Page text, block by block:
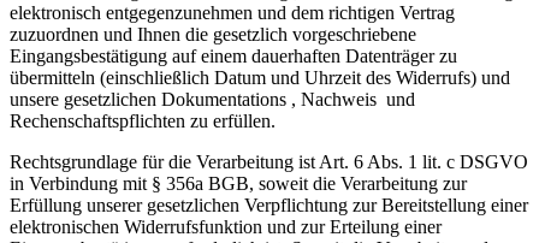
elektronisch entgegenzunehmen und dem richtigen Vertrag
zuzuordnen und Ihnen die gesetzlich vorgeschriebene
Eingangsbestätigung auf einem dauerhaften Datenträger zu
übermitteln (einschließlich Datum und Uhrzeit des Widerrufs) und
unsere gesetzlichen Dokumentations , Nachweis und
Rechenschaftspflichten zu erfüllen.
Rechtsgrundlage für die Verarbeitung ist Art. 6 Abs. 1 lit. c DSGVO
in Verbindung mit § 356a BGB, soweit die Verarbeitung zur
Erfüllung unserer gesetzlichen Verpflichtung zur Bereitstellung einer
elektronischen Widerrufsfunktion und zur Erteilung einer